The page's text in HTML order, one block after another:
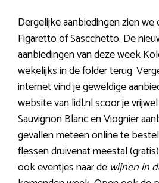
Dergelijke aanbiedingen zien
Figaretto of Sascchetto. De
aanbiedingen van deze week
wekelijks in de folder terug.
internet vind je geweldige
website van lidl.nl scoor je
Sauvignon Blanc en Viognier
gevallen meteen online te
flessen druivenat meestal
ook eventjes naar de wijnen in